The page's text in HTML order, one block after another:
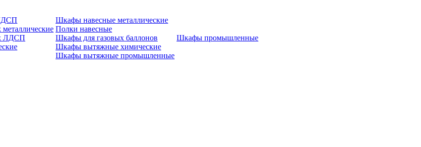
ЛДСП
Шкафы навесные металлические
Полки навесные
Шкафы для газовых баллонов
Шкафы вытяжные химические
Шкафы вытяжные промышленные
Шкафы промышленные